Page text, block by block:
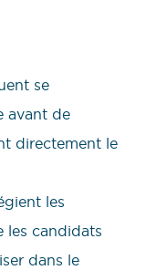
se
avant de
directement le
les
les candidats
dans le